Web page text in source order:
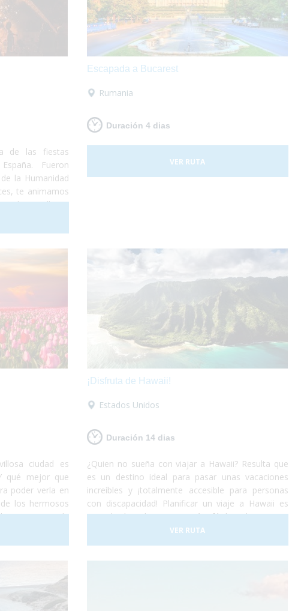
de las fiestas
Fueron
la Humanidad
te animamos
llenas
la ciudad se
luces, música y
Escapada a Bucarest
Rumania
Duración 4 dias
VER RUTA
ciudad es
qué mejor que
poder verla en
los hermosos
Viajar a la
es posible para
totalmente
dudes más y,
de que se
¡Disfruta de Hawaii!
Estados Unidos
Duración 14 dias
¿Quien no sueña con viajar a Hawaii? Resulta que
es un destino ideal para pasar unas vacaciones
increíbles y ¡totalmente accesible para personas
con discapacidad! Planificar un viaje a Hawaii es
una de las decisiones más fáciles de tomar...
Simplemente porque es un lugar increíble que
permite cualquier tipo de experiencia. Todo esto,
VER RUTA